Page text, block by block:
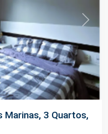
Next
Marinas, 3 Quartos,